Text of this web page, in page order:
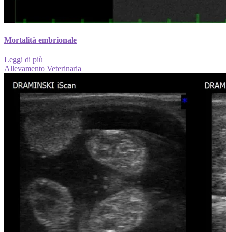
Mortalità embrionale
Leggi di più
Allevamento Veterinaria